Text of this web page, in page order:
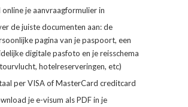
online je aanvraagformulier in
de juiste documenten aan: de
pagina van je paspoort, een
digitale pasfoto en je reisschema
hotelreserveringen, etc)
per VISA of MasterCard creditcard
je e-visum als PDF in je